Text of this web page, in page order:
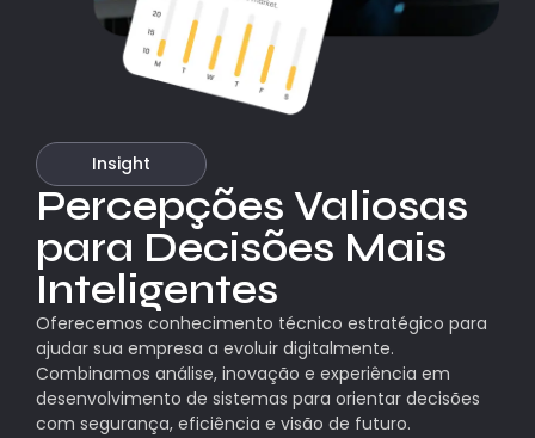
Insight
Percepções Valiosas
para Decisões Mais
Inteligentes
Oferecemos conhecimento técnico estratégico para
ajudar sua empresa a evoluir digitalmente.
Combinamos análise, inovação e experiência em
desenvolvimento de sistemas para orientar decisões
com segurança, eficiência e visão de futuro.